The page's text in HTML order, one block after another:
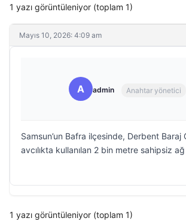
1 yazı görüntüleniyor (toplam 1)
Mayıs 10, 2026: 4:09 am
A admin Anahtar yönetici
Samsun’un Bafra ilçesinde, Derbent Baraj
avcılıkta kullanılan 2 bin metre sahipsiz
1 yazı görüntüleniyor (toplam 1)